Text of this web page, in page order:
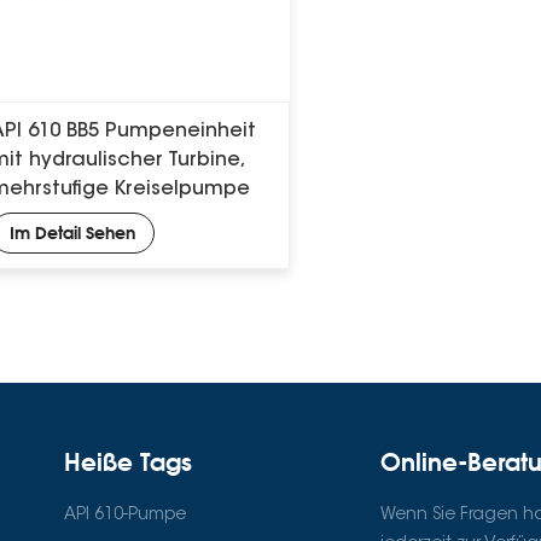
610 BB5 Pumpeneinheit
hydraulischer Turbine,
Kreiselpumpe
Im Detail Sehen
Heiße Tags
API 610-Pumpe
Online-
Wenn Sie Fragen